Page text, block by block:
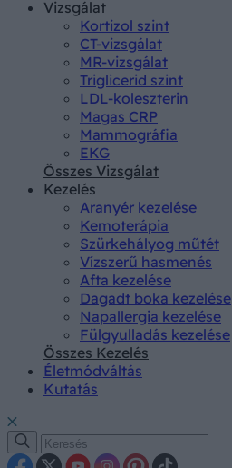
Vizsgálat
Kortizol szint
CT-vizsgálat
MR-vizsgálat
Triglicerid szint
LDL-koleszterin
Magas CRP
Mammográfia
EKG
Összes Vizsgálat
Kezelés
Aranyér kezelése
Kemoterápia
Szürkehályog műtét
Vízszerű hasmenés
Afta kezelése
Dagadt boka kezelése
Napallergia kezelése
Fülgyulladás kezelése
Összes Kezelés
Életmódváltás
Kutatás